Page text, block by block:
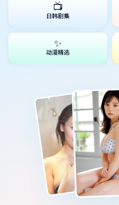
📺
日韩剧集
✨
动漫精选